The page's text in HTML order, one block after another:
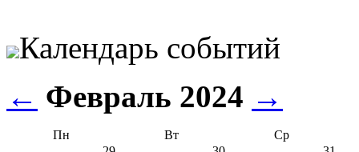
Календарь событий
← Февраль 2024 →
Пн Вт
Ср